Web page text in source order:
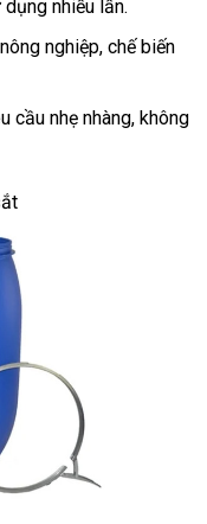
nhiều lần.
nghiệp, chế biến
cầu nhẹ nhàng, không